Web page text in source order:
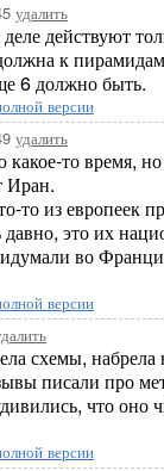
удалить
действуют
к
6 должно быть.
версии
удалить
то время,
Иран.
то из европеек
это их
во
версии
схемы, набрела
писали про
что оно
версии